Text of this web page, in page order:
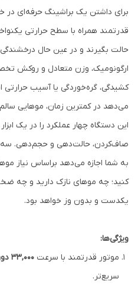
برای داشتن یک براشینگ حرفه‌ای در
قدرتمند همراه با سطح حرارتی
حالت بگیرند و در عین حال
کشیدگی، گره‌خوردگی یا آسیب حرارتی
می‌دهد در کمترین زمان، موهایی
این دستگاه چهار عملکرد را در یک
صاف‌کردن، حالت‌دهی و حجم‌دهی. سه
به شما اجازه می‌دهد براساس نیاز
کنید؛ چه موهای نازک دارید و چه
یکدست و بدون وز خواهد بود.
ویژگی‌ها:
موتور قدرتمند با سرعت 33,000 دور در دقیقه
سریع‌تر.